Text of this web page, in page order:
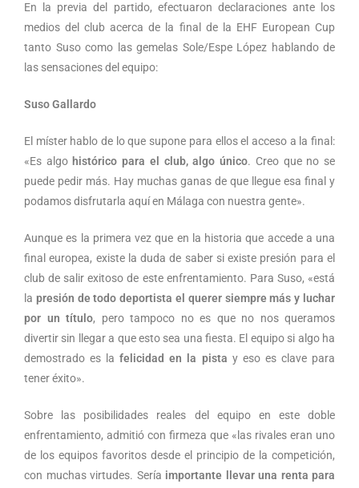
En la previa del partido, efectuaron declaraciones ante los
medios del club acerca de la final de la EHF European Cup
tanto Suso como las gemelas Sole/Espe López hablando de
las sensaciones del equipo:
Suso Gallardo
El míster hablo de lo que supone para ellos el acceso a la final:
«Es algo histórico para el club, algo único. Creo que no se
puede pedir más. Hay muchas ganas de que llegue esa final y
podamos disfrutarla aquí en Málaga con nuestra gente».
Aunque es la primera vez que en la historia que accede a una
final europea, existe la duda de saber si existe presión para el
club de salir exitoso de este enfrentamiento. Para Suso, «está
la presión de todo deportista el querer siempre más y luchar
por un título, pero tampoco no es que no nos queramos
divertir sin llegar a que esto sea una fiesta. El equipo si algo ha
demostrado es lafelicidad en la pista y eso es clave para
tener éxito».
Sobre las posibilidades reales del equipo en este doble
enfrentamiento, admitió con firmeza que «las rivales eran uno
de los equipos favoritos desde el principio de la competición,
con muchas virtudes. Sería importante llevar una renta para